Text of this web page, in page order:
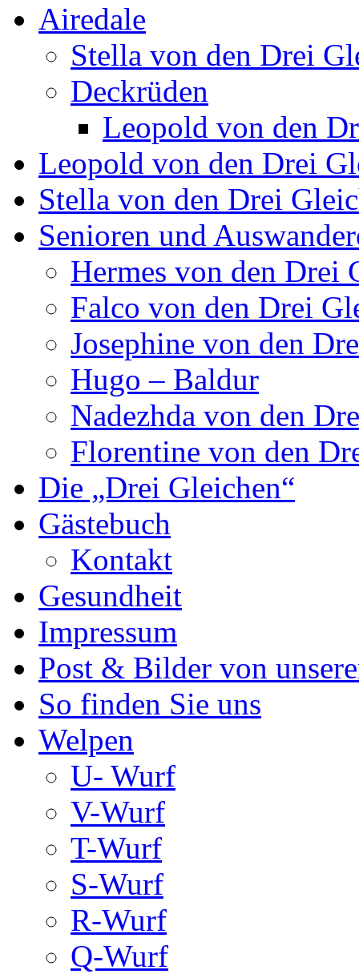
Airedale
Stella von den Drei
Deckrüden
Leopold von den
Leopold von den Drei
Stella von den Drei
Senioren und
Hermes von den Drei
Falco von den Drei
Josephine von den
Hugo – Baldur
Nadezhda von den
Florentine von den
Die „Drei Gleichen“
Gästebuch
Kontakt
Gesundheit
Impressum
Post & Bilder von
So finden Sie uns
Welpen
U- Wurf
V-Wurf
T-Wurf
S-Wurf
R-Wurf
Q-Wurf